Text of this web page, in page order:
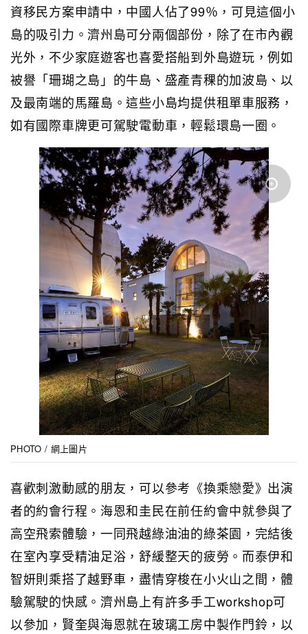
資移民方案申請中，中國人佔了99％，可見這個小
島的吸引力。濟州島可分兩個部份，除了在市內觀
光外，不少家庭遊客也喜愛搭船到外島遊玩，例如
被譽「珊瑚之島」的牛島、盛產青稞的加波島、以
及最南端的馬羅島。這些小島均提供租單車服務，
如有國際車牌更可駕駛電動車，輕鬆環島一圈。
PHOTO / 網上圖片
喜歡刺激動感的朋友，可以參考《換乘戀愛》出演
者的約會行程。海恩和圭民在前任約會中就參與了
高空飛索體驗，一同飛越綠油油的綠茶園，完結後
在室內享受精油足浴，舒緩整天的疲勞。而泰伊和
智妍則乘搭了越野車，盡情穿梭在小火山之間，體
驗駕駛的快感。濟州島上有許多手工workshop可
以參加，賢奎與海恩就在玻璃工房中製作門鈴，以